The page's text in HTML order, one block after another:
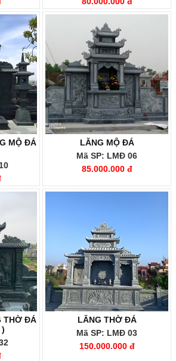
MỘ ĐÁ
LĂNG MỘ ĐÁ
Mã SP: LMĐ 06
85.000.000 đ
THỜ ĐÁ
LĂNG THỜ ĐÁ
Mã SP: LMĐ 03
150.000.000 đ